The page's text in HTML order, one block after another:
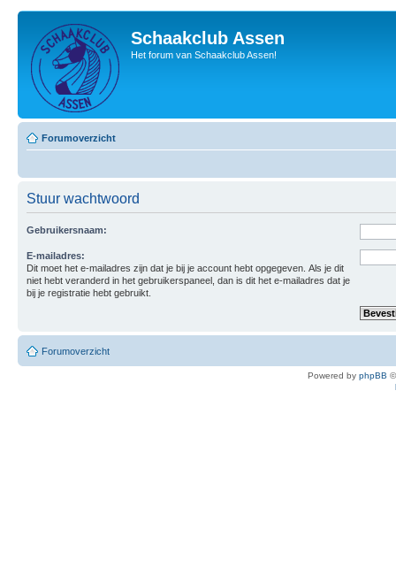
Schaakclub Assen
Het forum van Schaakclub Assen!
Forumoverzicht
Stuur wachtwoord
Gebruikersnaam:
E-mailadres:
Dit moet het e-mailadres zijn dat je bij je account hebt opgegeven. Als je dit
niet hebt veranderd in het gebruikerspaneel, dan is dit het e-mailadres dat je
bij je registratie hebt gebruikt.
Forumoverzicht
Powered by phpBB